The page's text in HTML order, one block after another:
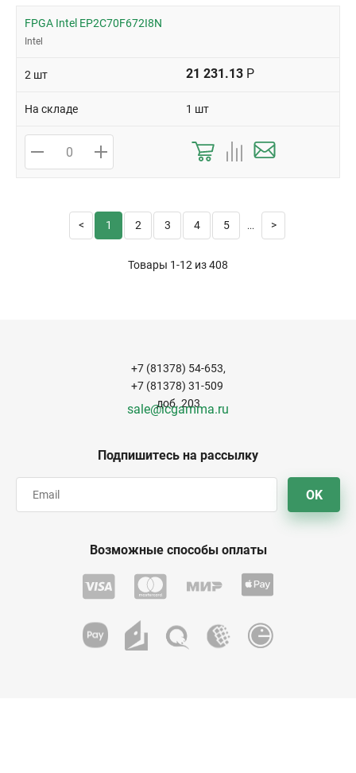
FPGA Intel EP2C70F672I8N
Intel
2 шт 21 231.13 Р
На складе 1 шт
1 2 3 4 5 ...
Товары 1-12 из408
Подпишитесь на рассылку
OK
+7 (81378) 54-653,
+7 (81378) 31-509
доб. 203
sale@icgamma.ru
Возможные способы оплаты